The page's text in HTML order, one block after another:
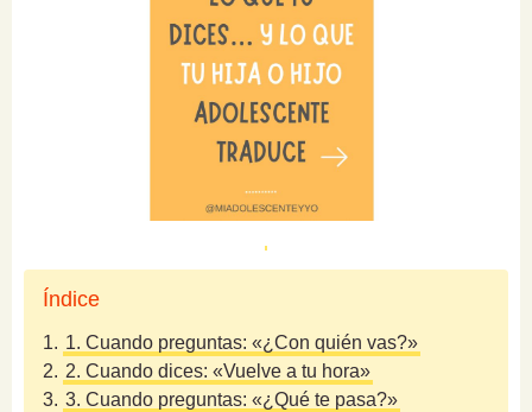
Índice
1. 1. Cuando preguntas: «¿Con quién vas?»
2. 2. Cuando dices: «Vuelve a tu hora»
3. 3. Cuando preguntas: «¿Qué te pasa?»